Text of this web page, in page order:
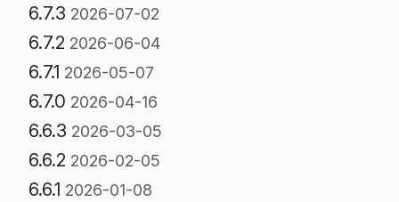
6.7.3 2026-07-02
6.7.2 2026-06-04
6.7.1 2026-05-07
6.7.0 2026-04-16
6.6.3 2026-03-05
6.6.2 2026-02-05
6.6.1 2026-01-08